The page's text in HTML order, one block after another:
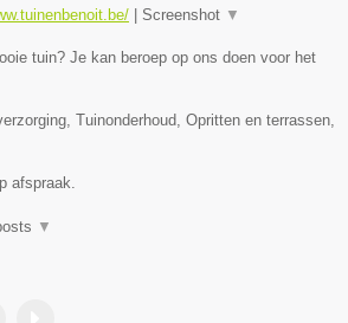
| Screenshot ▼
tuin? Je kan beroep op ons doen voor het
Tuinonderhoud, Opritten en terrassen,
afspraak.
▼